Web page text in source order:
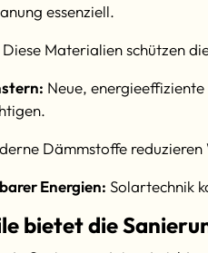
essenziell.
Diese Materialien schützen
Neue,
Dämmstoffe
Energien: Solartechnik
bietet die